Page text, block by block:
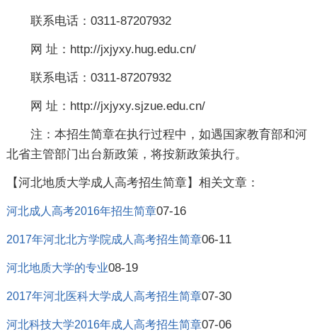
联系电话：0311-87207932
网 址：http://jxjyxy.hug.edu.cn/
联系电话：0311-87207932
网 址：http://jxjyxy.sjzue.edu.cn/
注：本招生简章在执行过程中，如遇国家教育部和河
北省主管部门出台新政策，将按新政策执行。
【河北地质大学成人高考招生简章】相关文章：
河北成人高考2016年招生简章07-16
2017年河北北方学院成人高考招生简章06-11
河北地质大学的专业08-19
2017年河北医科大学成人高考招生简章07-30
河北科技大学2016年成人高考招生简章07-06